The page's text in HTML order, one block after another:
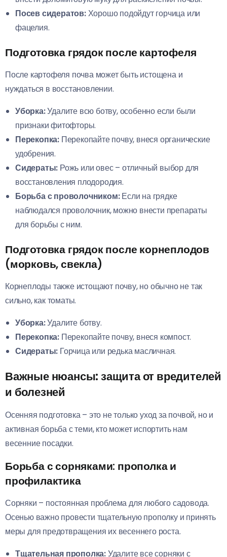
Посев сидератов:Хорошо подойдут горчица или
фацелия.
Подготовка грядок после картофеля
После картофеля почва может быть истощена и
нуждаться в восстановлении.
Уборка:Удалите всю ботву, особенно если были
признаки фитофторы.
Перекопка: Перекопайте почву, внеся органические
удобрения.
Сидераты: Рожь или овес – отличный выбор для
восстановления плодородия.
Борьба с проволочником:Если на грядке
наблюдался проволочник, можно внести препараты
для борьбы с ним.
Подготовка грядок после корнеплодов
(морковь, свекла)
Корнеплоды также истощают почву, но обычно не так
сильно, как томаты.
Уборка:Удалите ботву.
Перекопка: Перекопайте почву, внеся компост.
Сидераты: Горчица или редька масличная.
Важные нюансы: защита от вредителей
и болезней
Осенняя подготовка – это не только уход за почвой, но и
активная борьба с теми, кто может испортить нам
весенние посадки.
Борьба с сорняками: прополка и
профилактика
Сорняки – постоянная проблема для любого садовода.
Осенью важно провести тщательную прополку и принять
меры для предотвращения их весеннего роста.
Тщательная прополка:Удалите все сорняки с